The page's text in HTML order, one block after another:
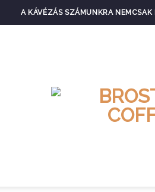
A KÁVÉZÁS SZÁMUNKRA NEMCSAK